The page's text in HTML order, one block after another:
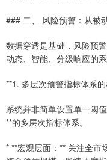
### 二、 风险预警：从被
数据穿透是基础，风险预
动态、智能、分级响应的系
**1. 多层次预警指标体系
系统并非简单设置单一阈
**的多层次指标体系。
* **宏观层面：** 关注全市